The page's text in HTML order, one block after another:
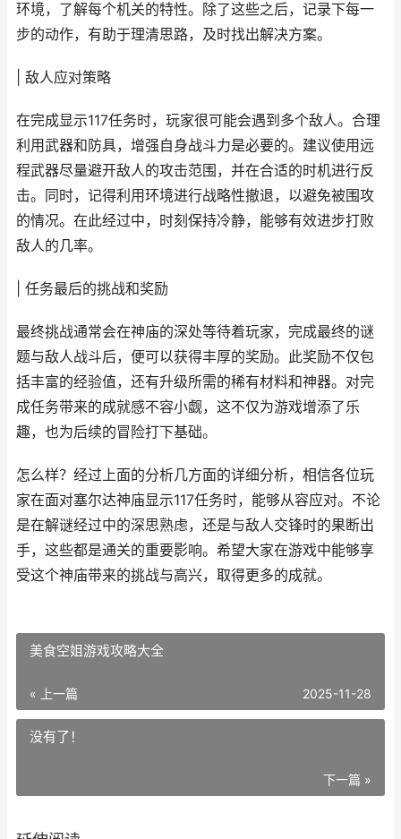
环境，了解每个机关的特性。除了这些之后，记录下每一
步的动作，有助于理清思路，及时找出解决方案。
| 敌人应对策略
在完成显示117任务时，玩家很可能会遇到多个敌人。合理
利用武器和防具，增强自身战斗力是必要的。建议使用远
程武器尽量避开敌人的攻击范围，并在合适的时机进行反
击。同时，记得利用环境进行战略性撤退，以避免被围攻
的情况。在此经过中，时刻保持冷静，能够有效进步打败
敌人的几率。
| 任务最后的挑战和奖励
最终挑战通常会在神庙的深处等待着玩家，完成最终的谜
题与敌人战斗后，便可以获得丰厚的奖励。此奖励不仅包
括丰富的经验值，还有升级所需的稀有材料和神器。对完
成任务带来的成就感不容小觑，这不仅为游戏增添了乐
趣，也为后续的冒险打下基础。
怎么样？经过上面的分析几方面的详细分析，相信各位玩
家在面对塞尔达神庙显示117任务时，能够从容应对。不论
是在解谜经过中的深思熟虑，还是与敌人交锋时的果断出
手，这些都是通关的重要影响。希望大家在游戏中能够享
受这个神庙带来的挑战与高兴，取得更多的成就。
美食空姐游戏攻略大全
« 上一篇 2025-11-28
没有了！
下一篇 »